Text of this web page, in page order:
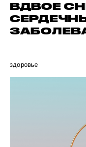
ВДВОЕ
здоровье